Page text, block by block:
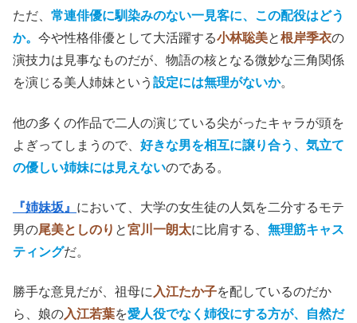
ただ、 常連俳優に馴染みのない一見客に、この配役はどう
か。 今や性格俳優として大活躍する小林聡美と根岸季衣の
演技力は見事なものだが、物語の核となる微妙な三角関係
を演じる美人姉妹という 設定には無理がないか。
他の多くの作品で二人の演じている尖がったキャラが頭を
よぎってしまうので、 好きな男を相互に譲り合う、気立て
の優しい姉妹には見えないのである。
『姉妹坂』 において、大学の女生徒の人気を二分するモテ
男の尾美としのり と宮川一朗太に比肩する、 無理筋キャス
ティングだ。
勝手な意見だが、祖母に 入江たか子を配しているのだか
ら、娘の入江若葉を愛人役でなく姉役にする方が、自然だ